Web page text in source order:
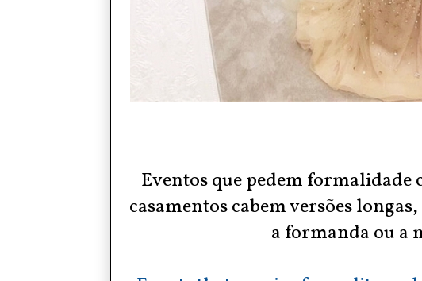
Eventos que pedem formalidade
casamentos cabem versões
a formanda ou a